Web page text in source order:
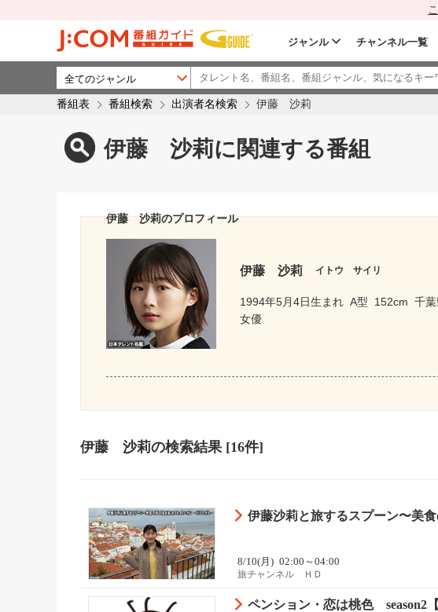
ジャンル チャンネル一覧
番組表 番組検索 出演者名検索 伊藤 沙莉
伊藤 沙莉に関連する番組
伊藤 沙莉のプロフィール
伊藤 沙莉 イトウ サイリ
1994年5月4日生まれ A型 152cm 千
女優
伊藤 沙莉の検索結果 [16件]
伊藤沙莉と旅するスプーン〜美
8/10(月) 02:00～04:00
旅チャンネル ＨＤ
ペンション・恋は桃色 season2